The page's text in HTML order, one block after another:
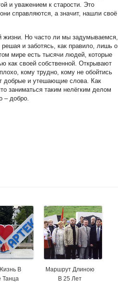
и уважением к старости. Это
справляются, а значит, нашли своё
Но часто ли мы задумываемся,
и заботясь, как правило, лишь о
мире есть тысячи людей, которые
как своей собственной. Открывают
кому трудно, кому не обойтись
добрые и утешающие слова. Как
заниматься таким нелёгким делом
– добро.
В
Танца
Маршрут Длиною
В 25 Лет